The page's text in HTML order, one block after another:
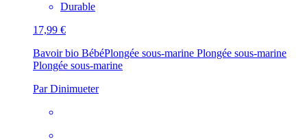
Durable
17,99 €
Bavoir bio BébéPlongée sous-marine Plongée sous-marine
Plongée sous-marine
Par Dinimueter